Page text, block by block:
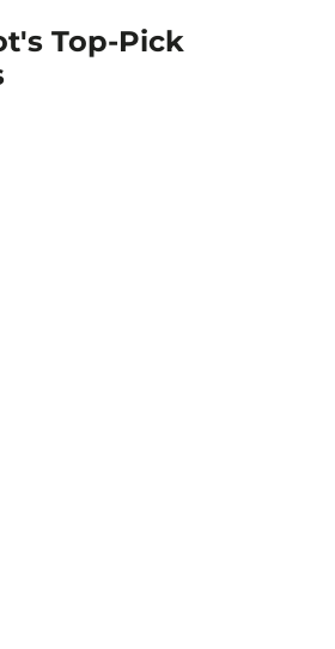
Top-Pick